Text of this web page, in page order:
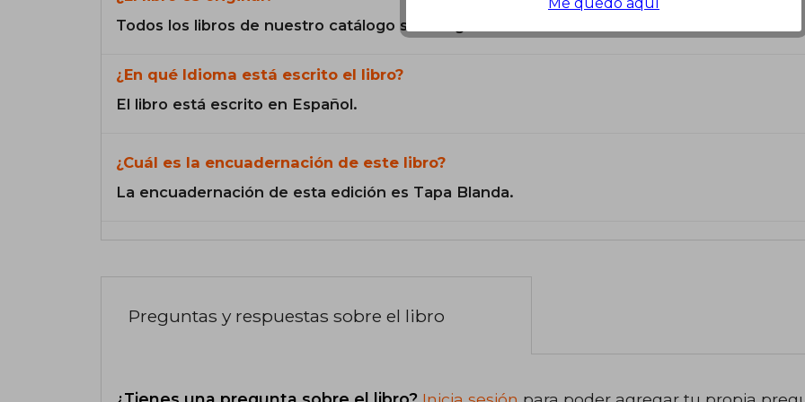
Todos los libros de nuestro catálogo son Originales.
¿En qué Idioma está escrito el libro?
El libro está escrito en Español.
¿Cuál es la encuadernación de este libro?
La encuadernación de esta edición es Tapa Blanda.
Preguntas y respuestas sobre el libro